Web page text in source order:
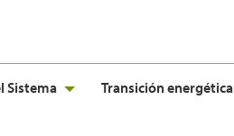
Sistema Transición energética